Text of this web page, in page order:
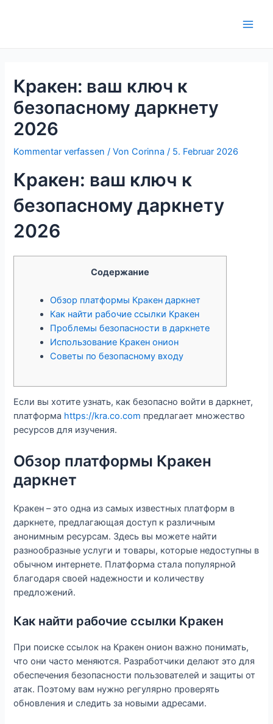
Кракен: ваш ключ к
безопасному даркнету
2026
Kommentar verfassen / VonCorinna/ 5. Februar 2026
Кракен: ваш ключ к
безопасному даркнету
2026
Содержание
Обзор платформы Кракен даркнет
Как найти рабочие ссылки Кракен
Проблемы безопасности в даркнете
Использование Кракен онион
Советы по безопасному входу
Если вы хотите узнать, как безопасно войти в даркнет,
платформа https://kra.co.com предлагает множество
ресурсов для изучения.
Обзор платформы Кракен
даркнет
Кракен – это одна из самых известных платформ в
даркнете, предлагающая доступ к различным
анонимным ресурсам. Здесь вы можете найти
разнообразные услуги и товары, которые недоступны в
обычном интернете. Платформа стала популярной
благодаря своей надежности и количеству
предложений.
Как найти рабочие ссылки Кракен
При поиске ссылок на Кракен онион важно понимать,
что они часто меняются. Разработчики делают это для
обеспечения безопасности пользователей и защиты от
атак. Поэтому вам нужно регулярно проверять
обновления и следить за новыми адресами.